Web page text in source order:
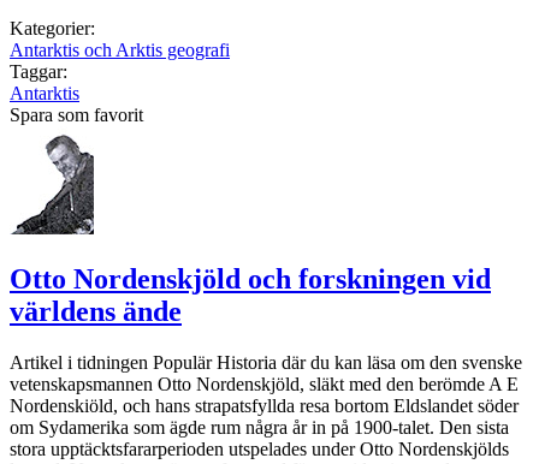
Kategorier:
Antarktis och Arktis geografi
Taggar:
Antarktis
Spara som favorit
Otto Nordenskjöld och forskningen vid
världens ände
Artikel i tidningen Populär Historia där du kan läsa om den svenske
vetenskapsmannen Otto Nordenskjöld, släkt med den berömde A E
Nordenskiöld, och hans strapatsfyllda resa bortom Eldslandet söder
om Sydamerika som ägde rum några år in på 1900-talet. Den sista
stora upptäcktsfararperioden utspelades under Otto Nordenskjölds